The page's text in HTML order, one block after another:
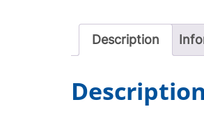
Description
Description